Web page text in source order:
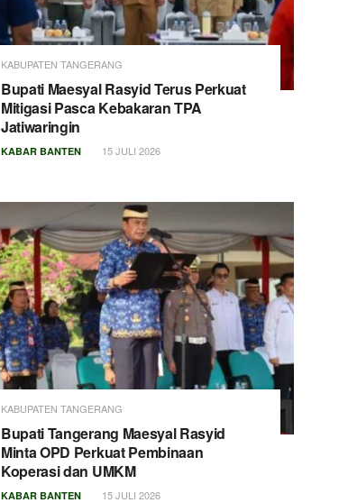
KABUPATEN TANGERANG
Bupati Maesyal Rasyid Terus Perkuat
Mitigasi Pasca Kebakaran TPA
Jatiwaringin
KABAR BANTEN 15 JULI 2026
KABUPATEN TANGERANG
Bupati Tangerang Maesyal Rasyid
Minta OPD Perkuat Pembinaan
Koperasi dan UMKM
KABAR BANTEN 15 JULI 2026